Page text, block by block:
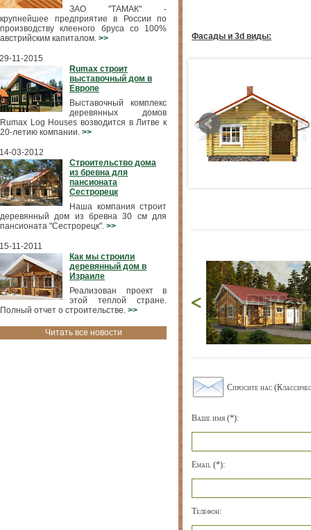
ЗАО "ТАМАК" -
крупнейшее предприятие в России по
производству клееного бруса со 100%
австрийским капиталом. >>
29-11-2015
Rumax строит
выставочный дом в
Европе
Выставочный комплекс
деревянных домов
Rumax Log Houses возводится в Литве к
20-летию компании. >>
14-03-2012
Строительство дома
из бревна для
пансионата
Сестрорецк
Наша компания строит
деревянный дом из бревна 30 см для
пансионата "Сестрорецк". >>
15-11-2011
Как мы строили
деревянный дом в
Израиле
Реализован проект в
этой теплой стране.
Полный отчет о строительстве. >>
Читать все новости
Фасады и 3d виды:
Спросите нас
Ваше имя (*):
Email (*):
Телефон: